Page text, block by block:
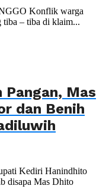
Konflik warga
tiba – tiba di klaim...
Pangan, Mas
dan Benih
Kediri Hanindhito
disapa Mas Dhito